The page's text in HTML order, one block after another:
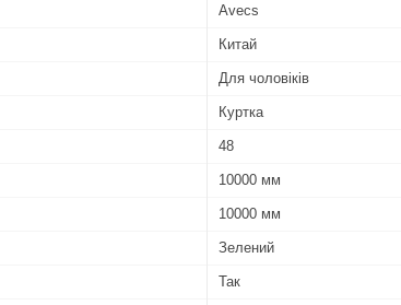
Avecs
Китай
Для чоловіків
Куртка
48
10000 мм
10000 мм
Зелений
Так